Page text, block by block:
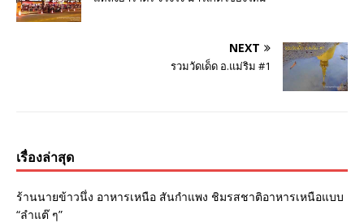
NEXT
รวมวัดเด็ด อ.แม่ริม #1
เรื่องล่าสุด
ร้านนายข้าวนึ่ง อาหารเหนือ สันกำแพง ชิมรสชาติอาหารเหนือแบบ
“ลำแต๊ ๆ”